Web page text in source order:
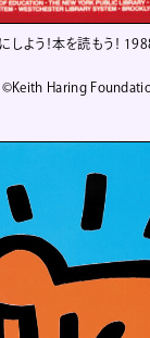
しよう！本を読もう！
Haring